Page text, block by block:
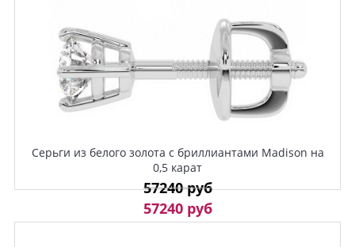
Серьги из белого золота с бриллиантами Madison на
0,5 карат
57240 руб
57240 руб